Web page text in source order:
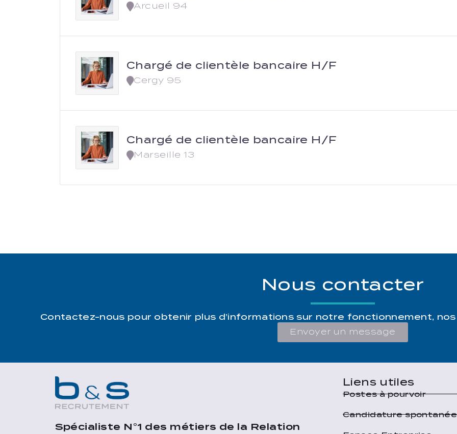
Arcueil 94
Chargé de clientèle bancaire H/F
Cergy 95
Chargé de clientèle bancaire H/F
Marseille 13
Nous contacter
Contactez-nous pour obtenir plus d’informations sur notre fonctionnement,
Envoyer un message
Spécialiste N°1 des métiers de la Relation
Liens utiles
Postes à pourvoir
Candidature spontanée